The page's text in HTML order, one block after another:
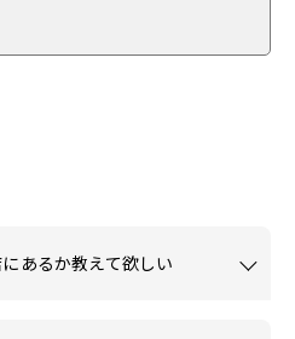
あるか教えて欲しい